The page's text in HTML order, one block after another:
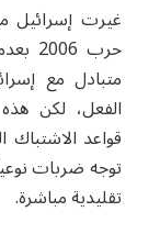
غيرت إسرائيل
متبادل مع
الفعل، لكن هذه
قواعد
توجه ضربات
تقليدية مباشرة.